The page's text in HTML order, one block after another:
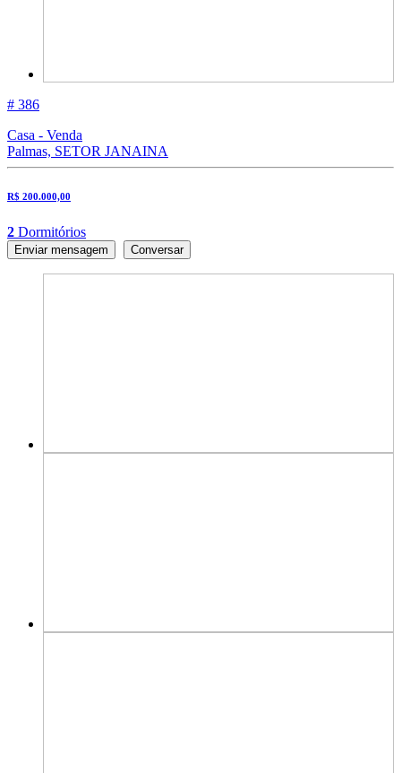
# 386
Casa - Venda
Palmas, SETOR JANAINA
R$ 200.000,00
2 Dormitórios
Enviar mensagem Conversar